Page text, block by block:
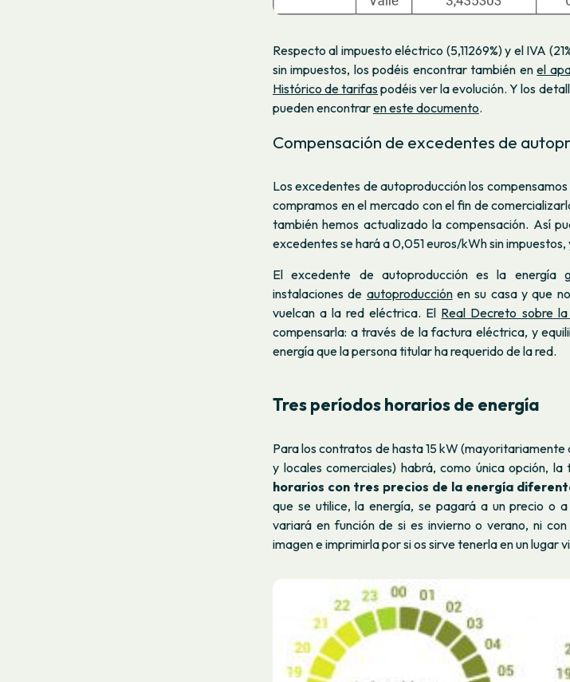
Respecto al impuesto eléctrico (5,11269%) y el IVA
sin impuestos, los podéis encontrar también enel
Histórico de tarifaspodéis ver la evolución. Y los
pueden encontraren este documento.
Compensación de excedentes de
Los excedentes de autoproducción los
compramos en el mercado con el fin de
también hemos actualizado la compensación. Así
excedentes se hará a 0,051 euros/kWh sin
El excedente de autoproducción es la energía
instalaciones de autoproducciónen su casa y que
vuelcan a la red eléctrica. El Real Decreto sobre
compensarla: a través de la factura eléctrica, y
energía que la persona titular ha requerido de la red.
Tres períodos horarios de energía
Para los contratos de hasta 15 kW
y locales comerciales) habrá, como única opción,
horarios con tres precios de la energía
que se utilice, la energía, se pagará a un precio o
variará en función de si es invierno o verano, ni
imagen e imprimirla por si os sirve tenerla en un lugar